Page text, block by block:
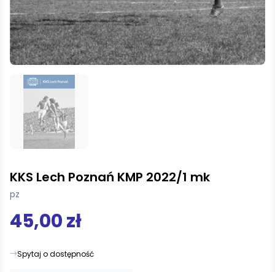
KKS Lech Poznań KMP 2022/1 mk
pz
45,00 zł
Spytaj o dostępność